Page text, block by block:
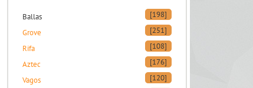
Ballas
[198]
Grove
[251]
Rifa
[108]
Aztec
[176]
Vagos
[120]